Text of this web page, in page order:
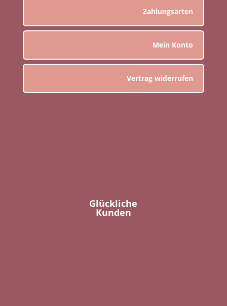
Zahlungsarten
Mein Konto
Vertrag widerrufen
Glückliche
Kunden